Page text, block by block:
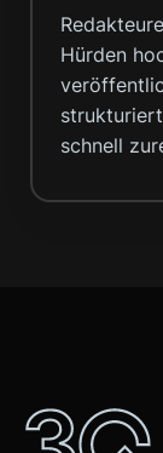
Hürden
schnell